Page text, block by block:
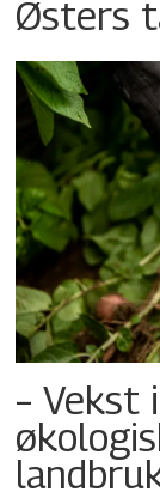
Østers
– Vekst